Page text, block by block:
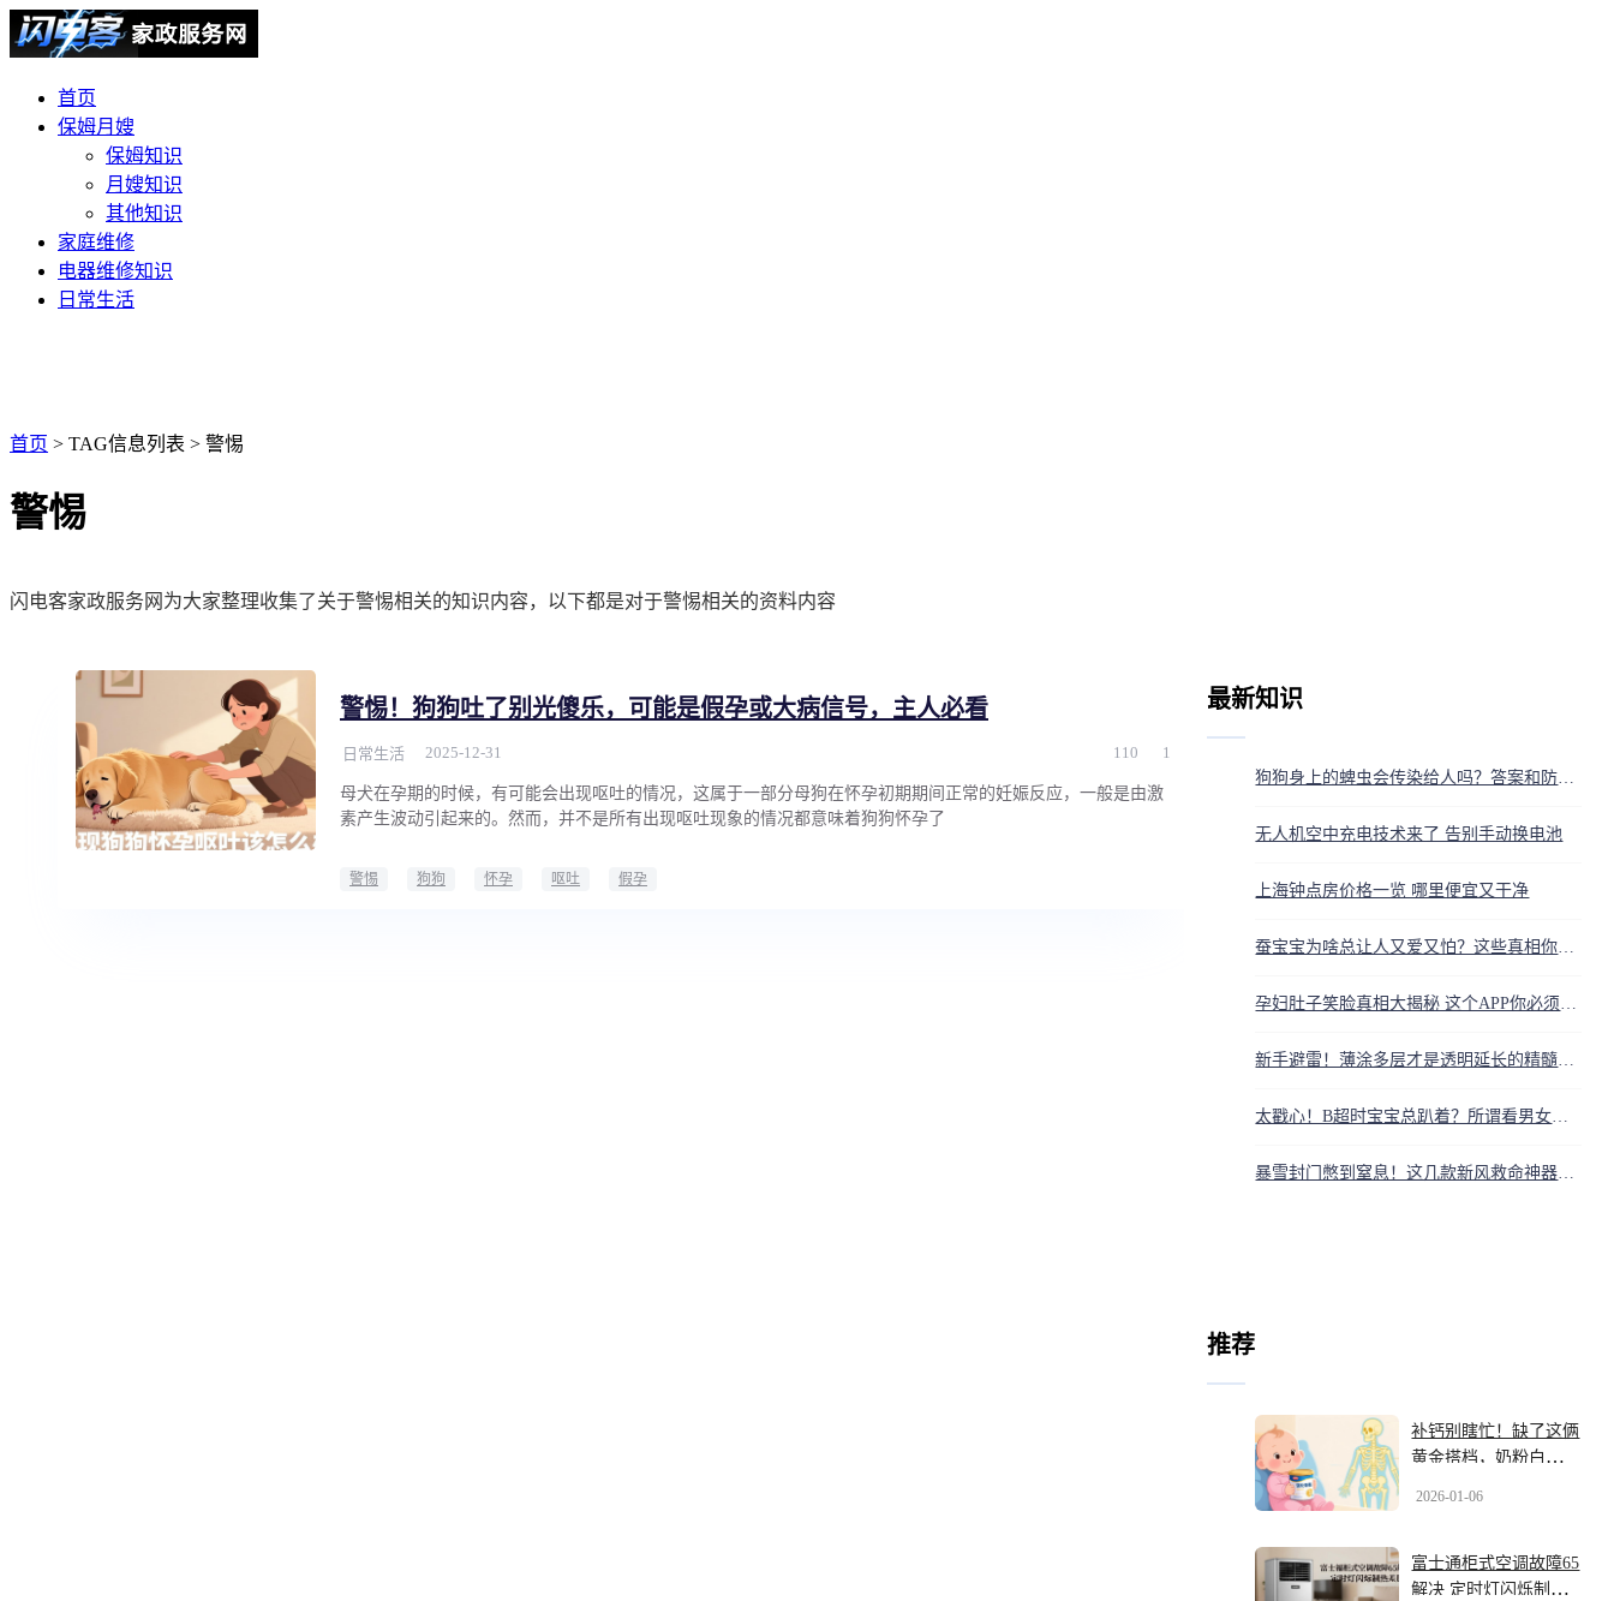
首页
保姆月嫂
保姆知识
月嫂知识
其他知识
家庭维修
电器维修知识
日常生活
首页 > TAG信息列表 > 警惕
警惕
闪电客家政服务网为大家整理收集了关于警惕相关的知识内容，以下都是对于警惕相关的资料内容
警惕！狗狗吐了别光傻乐，可能是假孕或大病信号，主人必看
日常生活 2025-12-31 110 1
母犬在孕期的时候，有可能会出现呕吐的情况，这属于一部分母狗在怀孕初期期间正常的妊娠反应，一般是由激
素产生波动引起来的。然而，并不是所有出现呕吐现象的情况都意味着狗狗怀孕了
警惕 狗狗 怀孕 呕吐 假孕
最新知识
狗狗身上的蜱虫会传染给人吗？答案和防护方法都在这
无人机空中充电技术来了 告别手动换电池
上海钟点房价格一览 哪里便宜又干净
蚕宝宝为啥总让人又爱又怕？这些真相你得知道
孕妇肚子笑脸真相大揭秘 这个APP你必须知道
新手避雷！薄涂多层才是透明延长的精髓，轻松打造不伤甲不脱落的C型美甲
太戳心！B超时宝宝总趴着？所谓看男女秘诀都是坑娃骗局
暴雪封门憋到窒息！这几款新风救命神器，你家装对了吗？
推荐
补钙别瞎忙！缺了这俩
黄金搭档，奶粉白喝骨
2026-01-06
富士通柜式空调故障65
解决 定时灯闪烁制热